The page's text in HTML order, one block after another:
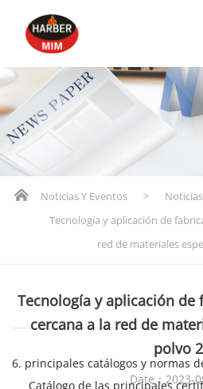
Noticias Y Eventos >
Tecnología y aplicación de
red de materiales
Tecnología y aplicación
cercana a la red de
polvo 2
Date：2023-
6. principales catálogos y normas
Catálogo de las principales